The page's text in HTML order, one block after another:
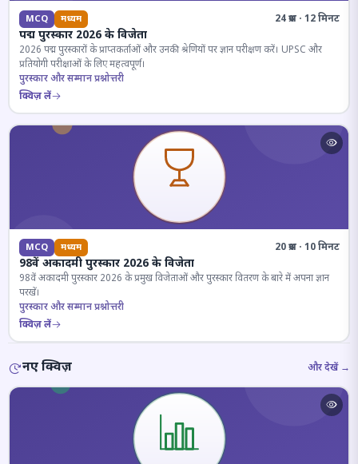
MCQ मध्यम 24 प्रश्न · 12 मिनट
पद्म पुरस्कार 2026 के विजेता
2026 पद्म पुरस्कारों के प्राप्तकर्ताओं और उनकी श्रेणियों पर ज्ञान परीक्षण करें। UPSC और
प्रतियोगी परीक्षाओं के लिए महत्वपूर्ण।
पुरस्कार और सम्मान प्रश्नोत्तरी
क्विज़ लें
MCQ मध्यम 20 प्रश्न · 10 मिनट
98वें अकादमी पुरस्कार 2026 के विजेता
98वें अकादमी पुरस्कार 2026 के प्रमुख विजेताओं और पुरस्कार वितरण के बारे में अपना ज्ञान
परखें।
पुरस्कार और सम्मान प्रश्नोत्तरी
क्विज़ लें
नए क्विज़ और देखें →